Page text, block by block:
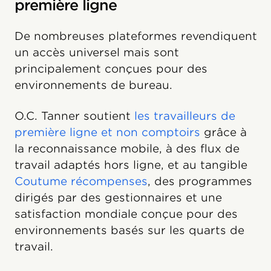
première ligne
De nombreuses plateformes revendiquent
un accès universel mais sont
principalement conçues pour des
environnements de bureau.
O.C. Tanner soutient les travailleurs de
première ligne et non comptoirs grâce à
la reconnaissance mobile, à des flux de
travail adaptés hors ligne, et au tangible
Coutume récompenses, des programmes
dirigés par des gestionnaires et une
satisfaction mondiale conçue pour des
environnements basés sur les quarts de
travail.